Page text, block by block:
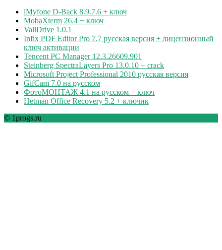
iMyfone D-Back 8.9.7.6 + ключ
MobaXterm 26.4 + ключ
ValiDrive 1.0.1
Infix PDF Editor Pro 7.7 русская версия + лицензионный
ключ активации
Tencent PC Manager 12.3.26609.901
Steinberg SpectraLayers Pro 13.0.10 + crack
Microsoft Project Professional 2010 русская версия
GifCam 7.0 на русском
ФотоМОНТАЖ 4.1 на русском + ключ
Hetman Office Recovery 5.2 + ключик
© 1progs.ru